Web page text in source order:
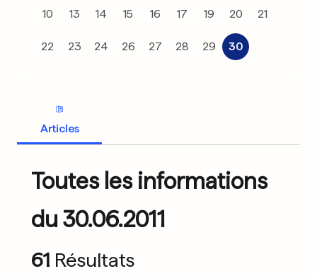
10 13 14 15 16 17 19 20 21
22 23 24 26 27 28 29 30
Articles
Toutes les informations
du 30.06.2011
61 Résultats